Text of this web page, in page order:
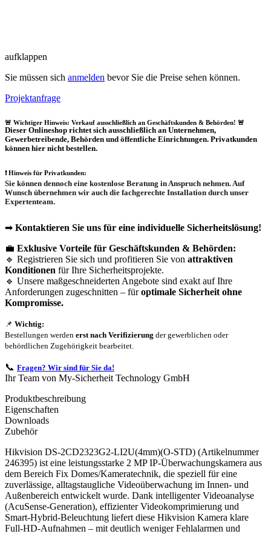
aufklappen
Sie müssen sich anmelden bevor Sie die Preise sehen können.
Projektanfrage
🚨 Wichtiger Hinweis: Verkauf ausschließlich an Geschäftskunden & Behörden! 🚨
Dieser Onlineshop richtet sich ausschließlich an Unternehmen,
Gewerbetreibende, Behörden und öffentliche Einrichtungen. Privatkunden
können hier nicht bestellen.
❗Hinweis für Privatkunden:
Sie können dennoch eine kostenlose Beratung in Anspruch nehmen. Auf
Wunsch übernehmen wir auch die fachgerechte Installation durch unser
Expertenteam.
➡ Kontaktieren Sie uns für eine individuelle Sicherheitslösung!
💼 Exklusive Vorteile für Geschäftskunden & Behörden:
🔹 Registrieren Sie sich und profitieren Sie von attraktiven
Konditionen für Ihre Sicherheitsprojekte.
🔹 Unsere maßgeschneiderten Angebote sind exakt auf Ihre
Anforderungen zugeschnitten – füroptimale Sicherheit ohne
Kompromisse.
📌 Wichtig:
Bestellungen werden erst nach Verifizierung der gewerblichen oder
behördlichen Zugehörigkeit bearbeitet.
📞 Fragen? Wir sind für Sie da!
Ihr Team von My-Sicherheit Technology GmbH
Produktbeschreibung
Eigenschaften
Downloads
Zubehör
Hikvision DS-2CD2323G2-LI2U(4mm)(O-STD) (Artikelnummer
246395) ist eine leistungsstarke 2 MP IP-Überwachungskamera aus
dem Bereich Fix Domes/Kameratechnik, die speziell für eine
zuverlässige, alltagstaugliche Videoüberwachung im Innen- und
Außenbereich entwickelt wurde. Dank intelligenter Videoanalyse
(AcuSense-Generation), effizienter Videokomprimierung und
Smart-Hybrid-Beleuchtung liefert diese Hikvision Kamera klare
Full-HD-Aufnahmen – mit deutlich weniger Fehlalarmen und